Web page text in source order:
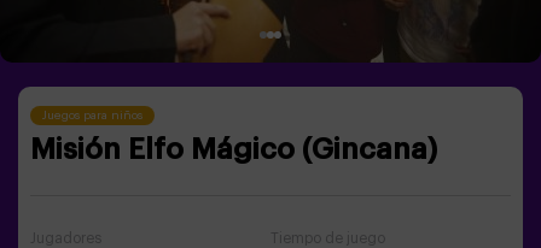
Juegos para niños
Misión Elfo Mágico (Gincana)
Jugadores Tiempo de juego